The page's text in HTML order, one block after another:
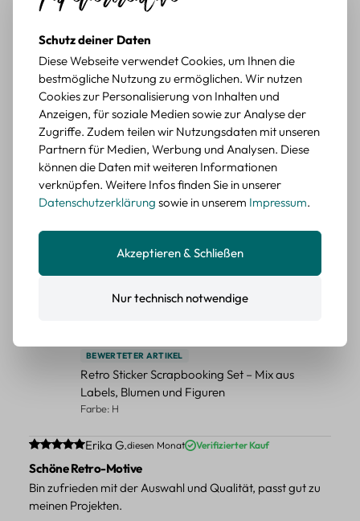
Retro Briefmarken Sticker Set – 45 Papier-
Sticker mit Wald- und Tiermotiven
Durchschnittliche Bewertung von 5 von 5 Sternen
Erika G.diesen Monat Verifizierter Kauf
Schöne Motive
Die Sticker passen gut zu meinen Büchern, würde sie
wieder kaufen.
BEWERTETER ARTIKEL
Retro Blumen Sticker Set – 45 Stück mit 15
Farbe: F
BEWERTETER ARTIKEL
Retro Sticker Scrapbooking Set – Mix aus
Labels, Blumen und Figuren
Farbe: H
Durchschnittliche Bewertung von 5 von 5 Sternen
Erika G.diesen Monat Verifizierter Kauf
Schöne Retro-Motive
Bin zufrieden mit der Auswahl und Qualität, passt gut zu
meinen Projekten.
Schutz deiner Daten
Diese Webseite verwendet Cookies, um Ihnen die
bestmögliche Nutzung zu ermöglichen. Wir nutzen
Cookies zur Personalisierung von Inhalten und
Anzeigen, für soziale Medien sowie zur Analyse der
Zugriffe. Zudem teilen wir Nutzungsdaten mit unseren
Partnern für Medien, Werbung und Analysen. Diese
können die Daten mit weiteren Informationen
verknüpfen. Weitere Infos finden Sie in unserer
Datenschutzerklärung sowie in unserem Impressum.
Nur technisch notwendige
Akzeptieren & Schließen